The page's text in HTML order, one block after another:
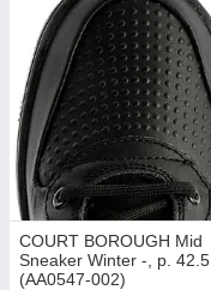
COURT BOROUGH Mid
Sneaker Winter -, р. 42.5
(AA0547-002)